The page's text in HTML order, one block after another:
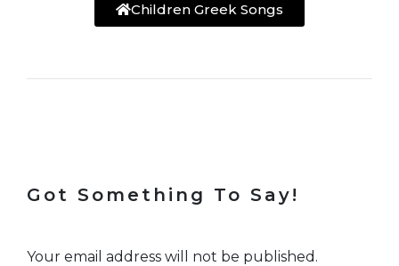
Children Greek Songs
Got Something To Say!
Your email address will not be published.